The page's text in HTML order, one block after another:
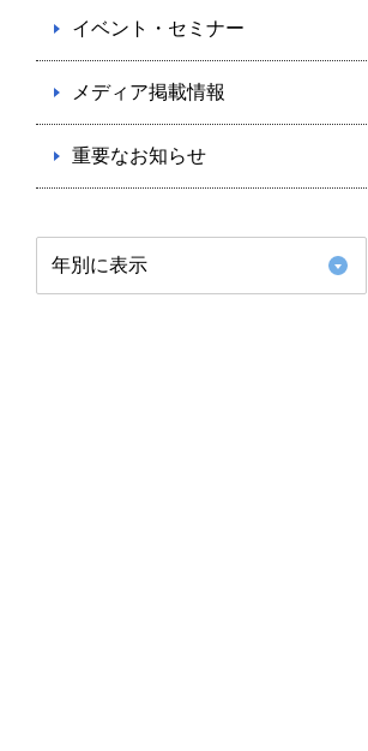
イベント・セミナー
メディア掲載情報
重要なお知らせ
年別に表示